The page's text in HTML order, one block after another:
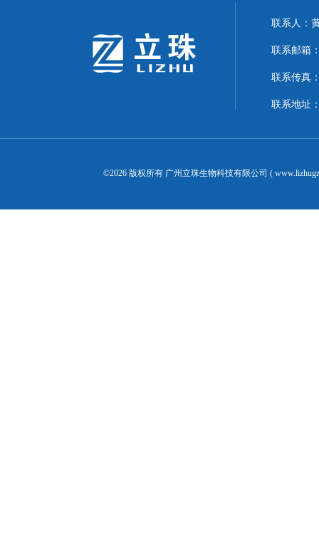
联系人：
联系邮箱
联系传真
联系地址
©2026 版权所有 广州立珠生物科技有限公司 (